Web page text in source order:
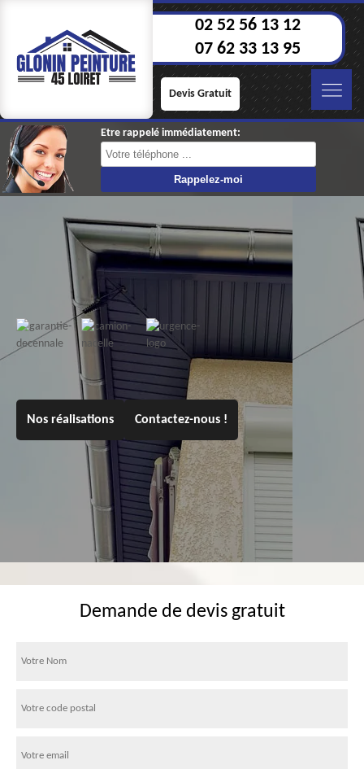
02 52 56 13 12
07 62 33 13 95
Devis Gratuit
Etre rappelé immédiatement:
Nos réalisations Contactez-nous !
Demande de devis gratuit